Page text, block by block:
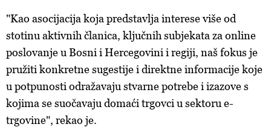
"Kao asocijacija koja predstavlja interese više od
stotinu aktivnih članica, ključnih subjekata za online
poslovanje u Bosni i Hercegovini i regiji, naš fokus je
pružiti konkretne sugestije i direktne informacije koje
u potpunosti odražavaju stvarne potrebe i izazove s
kojima se suočavaju domaći trgovci u sektoru e-
trgovine", rekao je.